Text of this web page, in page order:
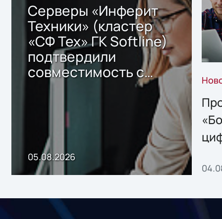
Серверы «Инферит
Техники» (кластер
«СФ Тех» ГК Softline)
подтвердили
совместимость с
решением Sharx
хранения данных
05.08.2026